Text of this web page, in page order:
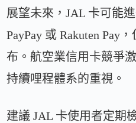
展望未來，JAL 卡可能
PayPay 或 Rakuten Pay
布。航空業信用卡競爭
持續哩程體系的重視。
建議 JAL 卡使用者定期